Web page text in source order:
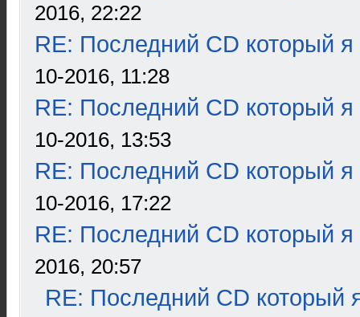
2016, 22:22
RE: Последний CD который я
10-2016, 11:28
RE: Последний CD который я
10-2016, 13:53
RE: Последний CD который я
10-2016, 17:22
RE: Последний CD который я
2016, 20:57
RE: Последний CD который